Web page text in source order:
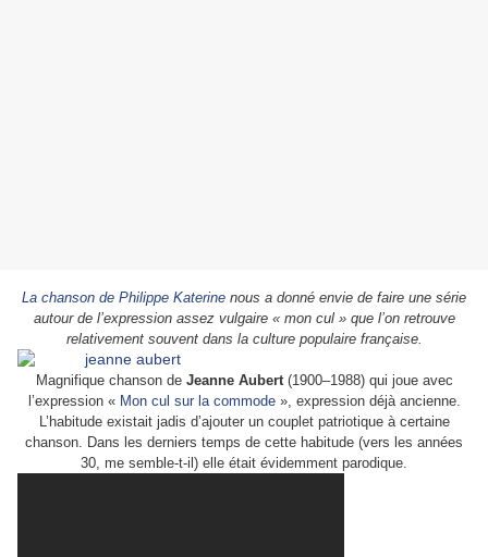
La chanson de Philippe Katerine nous a donné envie de faire une série
autour de l’expression assez vulgaire « mon cul » que l’on retrouve
relativement souvent dans la culture populaire française.
Magnifique chanson de Jeanne Aubert(1900–1988) qui joue avec
l’expression « Mon cul sur la commode», expression déjà ancienne.
L’habitude existait jadis d’ajouter un couplet patriotique à certaine
chanson. Dans les derniers temps de cette habitude (vers les années
30, me semble-t-il) elle était évidemment parodique.